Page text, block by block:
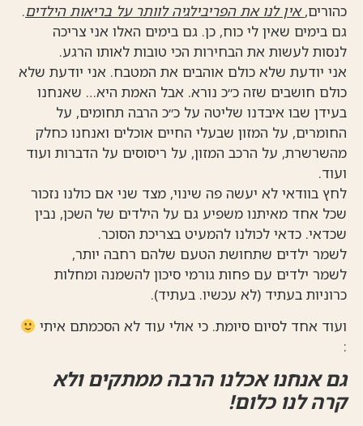
כהורים,אין לנו את הפריבילגיה לוותר על בריאות הילדים.
גם בימים שאין לי כוח, כן. גם בימים האלו אני צריכה
לנסות לעשות את הבחירות הכי טובות לאותו הרגע.
אני יודעת שלא כולם אוהבים את המטבח. אני יודעת שלא
כולם חושבים שזה כ״כ נורא. אבל האמת היא… שאנחנו
בעידן שבו איבדנו שליטה על כ״כ הרבה תחומים, על
החומרים, על המזון שבעלי החיים אוכלים ואנחנו כחלק
מהשרשרת, על הרכב המזון, על ריסוסים על הדברות ועוד
ועוד.
לחץ בוודאי לא יעשה פה שינוי, מצד שני אם כולנו נזכור
שכל אחד מאיתנו משפיע גם על הילדים של השכן, נבין
שכדאי. כדאי לכולנו להמעיט בצריכת הסוכר.
לשמר ילדים שתחושת הטעם שלהם רחבה יותר,
לשמר ילדים עם פחות גורמי סיכון להשמנה ומחלות
כרוניות בעתיד (לא עכשיו. בעתיד).
ועוד אחד לסיום סיומת. כי אולי עוד לא הסכמתם איתי
:
גם אנחנו אכלנו הרבה ממתקים ולא
קרה לנו כלום!